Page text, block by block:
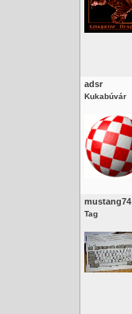
adsr
Kukabúvár
mustang74
Tag